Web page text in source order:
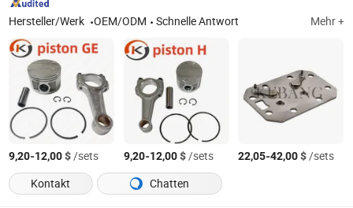
Hersteller/Werk OEM/ODM Schnelle Antwort Mehr +
9,20-12,00$/sets 9,20-12,00$/sets 22,05-42,00$/sets
Kontakt
Chatten